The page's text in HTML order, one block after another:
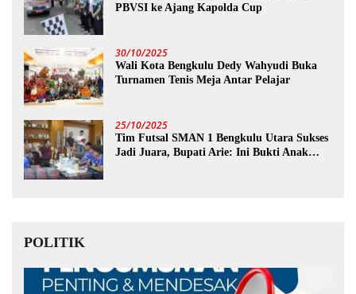
PBVSI ke Ajang Kapolda Cup
30/10/2025
Wali Kota Bengkulu Dedy Wahyudi Buka
Turnamen Tenis Meja Antar Pelajar
25/10/2025
Tim Futsal SMAN 1 Bengkulu Utara Sukses
Jadi Juara, Bupati Arie: Ini Bukti Anak
POLITIK